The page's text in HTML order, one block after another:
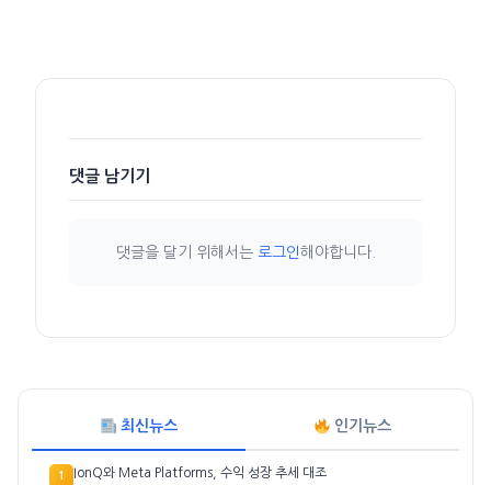
댓글 남기기
댓글을 달기 위해서는 로그인 해야합니다.
최신뉴스 인기뉴스
1 IonQ와 Meta Platforms, 수익 성장 추세 대조